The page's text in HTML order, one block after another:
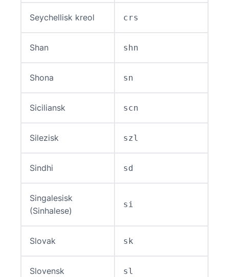
Seychellisk kreol crs
Shan shn
Shona sn
Siciliansk scn
Silezisk szl
Sindhi sd
Singalesisk
(Sinhalese)
si
Slovak sk
Slovensk sl